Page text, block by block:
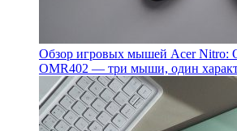
Обзор игровых мышей Acer Nitro:
OMR402 — три мыши, один